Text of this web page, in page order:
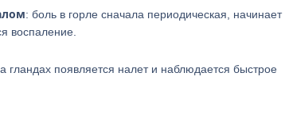
: боль в горле сначала периодическая, начинает
воспаление.
гландах появляется налет и наблюдается быстрое